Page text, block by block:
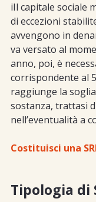
iIl capitale sociale
di eccezioni
avvengono in
va versato al
anno, poi, è
corrispondente al
raggiunge la
sostanza, trattasi
nell’eventualità a
Costituisci una
Tipologia di